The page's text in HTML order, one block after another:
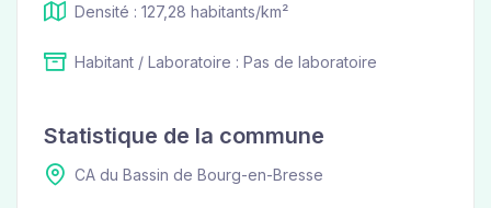
Densité : 127,28 habitants/km²
Habitant / Laboratoire : Pas de laboratoire
Statistique de la commune
CA du Bassin de Bourg-en-Bresse